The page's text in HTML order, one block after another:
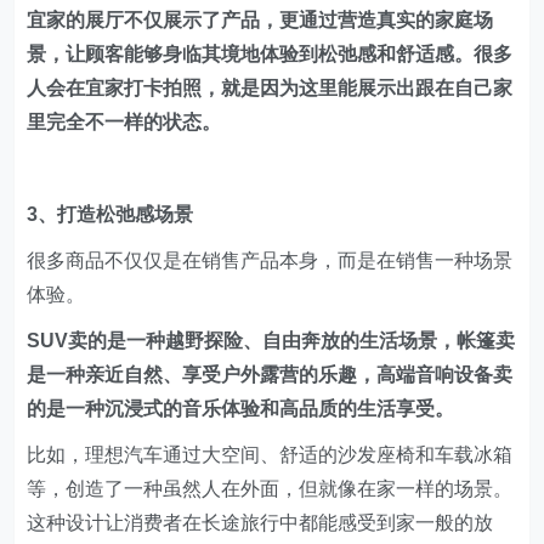
3、打造松弛感场景
很多商品不仅仅是在销售产品本身，而是在销售一种场景
体验。
的是一种沉浸式的音乐体验和高品质的生活享受。
比如，理想汽车通过大空间、舒适的沙发座椅和车载冰箱
等，创造了一种虽然人在外面，但就像在家一样的场景。
这种设计让消费者在长途旅行中都能感受到家一般的放
松，这也是它区别于许多其它新能源汽车品牌的重要点。
海底捞的成功不仅在于其火锅美食，更在于其独特的服务
体验。海底捞通过贴心的服务和细致入微的关怀，打造了
一种让消费者不仅能享受美食，还能放松和休闲的场景。
顾客在海底捞不仅吃火锅，还可以享受免费的美甲、按摩